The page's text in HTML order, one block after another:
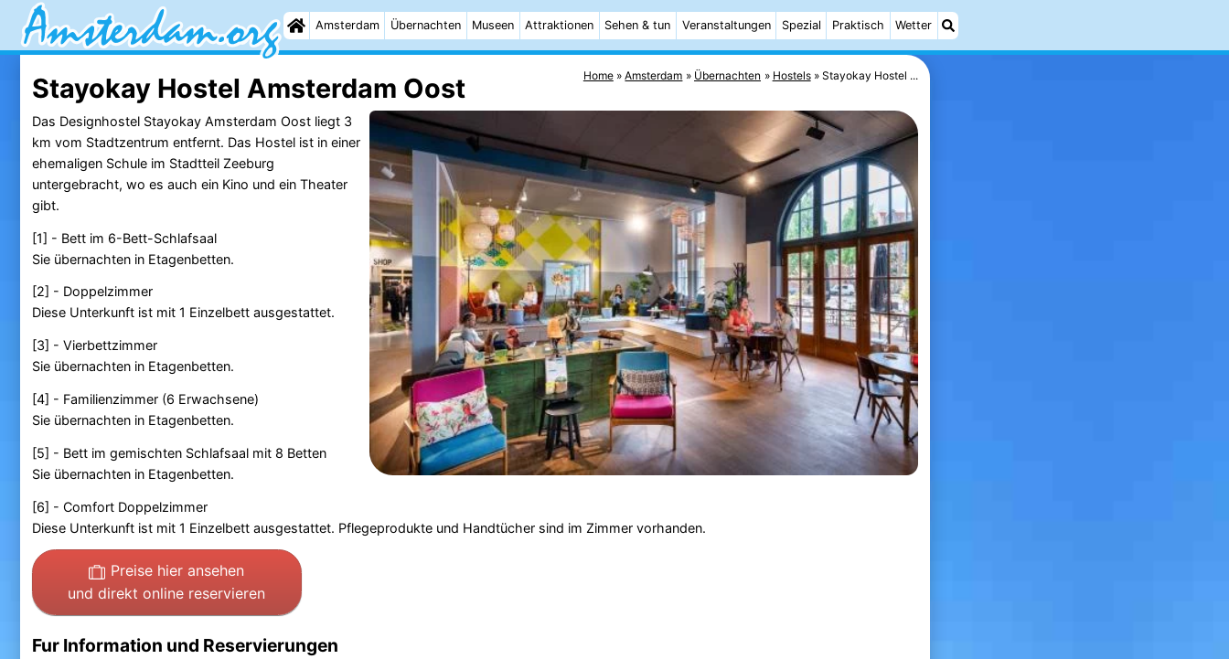
Amsterdam Übernachten Museen Attraktionen Sehen & tun Veranstaltungen Spezial Praktisch Wetter
Home Amsterdam Übernachten Hostels Stayokay Hostel ...
Stayokay Hostel Amsterdam Oost
Das Designhostel Stayokay Amsterdam Oost liegt 3
km vom Stadtzentrum entfernt. Das Hostel ist in einer
ehemaligen Schule im Stadtteil Zeeburg
untergebracht, wo es auch ein Kino und ein Theater
gibt.
[1] - Bett im 6-Bett-Schlafsaal
Sie übernachten in Etagenbetten.
[2] - Doppelzimmer
Diese Unterkunft ist mit 1 Einzelbett ausgestattet.
[3] - Vierbettzimmer
Sie übernachten in Etagenbetten.
[4] - Familienzimmer (6 Erwachsene)
Sie übernachten in Etagenbetten.
[5] - Bett im gemischten Schlafsaal mit 8 Betten
Sie übernachten in Etagenbetten.
[6] - Comfort Doppelzimmer
Diese Unterkunft ist mit 1 Einzelbett ausgestattet. Pflegeprodukte und Handtücher sind im Zimmer vorhanden.
Preise hier ansehen
und direkt online reservieren
Fur Information und Reservierungen